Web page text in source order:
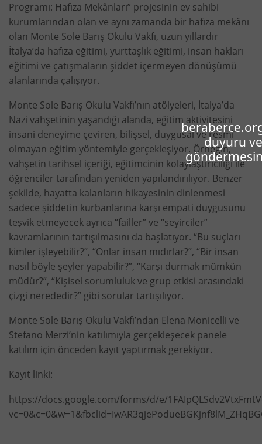
duyuru
Programı: Hafıza Mekânları” projesinin ev sahibi
kurumlarından olan ve aynı zamanda bir hafıza mekânı
olan Monte Sole Barış Okulu Vakfı, uzun yıllardır
İtalya’da hafıza eğitimi, yurttaşlık eğitimi, insan hakları
eğitimi ve çatışmaların şiddet içermeyen dönüşümü
alanlarında çalışıyor.
Monte Sole Barış Okulu Vakfı’nın atölyeleri, İtalya’da
Nazi vahşetinin yaşandığı alanda, eğitim aktivitesini
insani deneyime çeviren, bilişsel, duygusal ve resmî
olmayan eğitim yöntemiyle gerçekleşiyor. Örneğin,
vahşetin tarihsel içeriği, eğitimcinin kolaylaştırıcılığı ile
öğrenciler tarafından yeniden yapılandırılıyor. Benzer
şekilde, hayatta kalanların hikayesinin dinlenmesi
sadece şiddetin kurbanlarına karşı empati duygusunu
teşvik etmeyecek ayrıca “failler” ve “seyirciler”
kavramlarının tartışılmasını da başlatıyor. “Bu suçları
kimler işleyebilir?”, “Onlar insan mıdırlar?”, “Bir insan
nasıl böyle şeyler yapabilir?”, “Karşı durmak mümkün
müdür?”, “Kişisel sorumluluk ve grup etkisi arasındaki
çizgi nerededir?” gibi sorular tartışılıyor.
Monte Sole Barış Okulu Vakfı’ndan Elena Monicelli ve
Stefano Merzi’nin katılımıyla gerçekleşecek panele
katılım için önceden kayıt yaptırmak gerekiyor.
Kayıt linki:
https://docs.google.com/forms/d/e/